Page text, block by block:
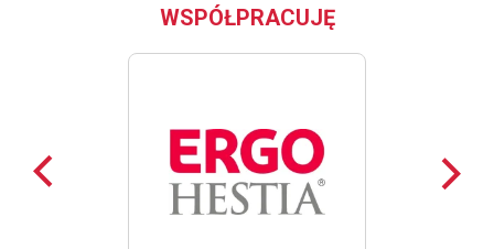
WSPÓŁPRACUJĘ
Poprzednie
loga
loga